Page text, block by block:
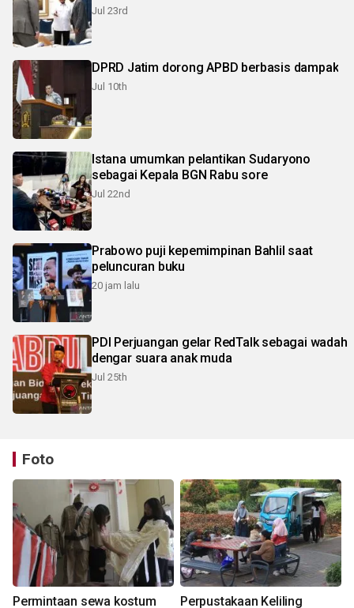
Jul 23rd
DPRD Jatim dorong APBD berbasis dampak
Jul 10th
Istana umumkan pelantikan Sudaryono
sebagai Kepala BGN Rabu sore
Jul 22nd
Prabowo puji kepemimpinan Bahlil saat
peluncuran buku
20 jam lalu
PDI Perjuangan gelar RedTalk sebagai wadah
dengar suara anak muda
Jul 25th
Foto
Permintaan sewa kostum
Perpustakaan Keliling